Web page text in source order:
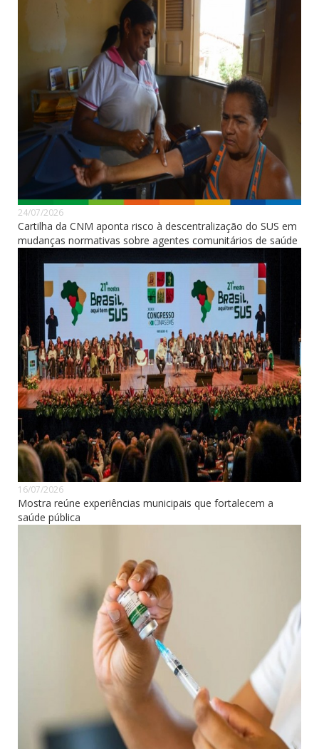
24/07/2026
Cartilha da CNM aponta risco à descentralização do SUS em
mudanças normativas sobre agentes comunitários de saúde
16/07/2026
Mostra reúne experiências municipais que fortalecem a
saúde pública